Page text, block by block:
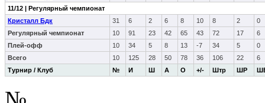
Турнир / Клуб № И Ш А О +/- Штр ШР
11/12 | Регулярный чемпионат
Кристалл Бдк
31 6 2 6 8 10 8 2
0
Регулярный чемпионат
10 91 23 42 65 43 72 17
6
Плей-офф
10 34 5 8 13 -7 34 5
0
Всего
10 125 28 50 78 36 106 22 6